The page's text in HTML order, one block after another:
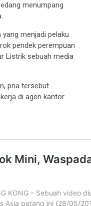
menumpang
menjadi pelaku
pendek perempuan
Listrik sebuah media
pria tersebut
di agen kantor